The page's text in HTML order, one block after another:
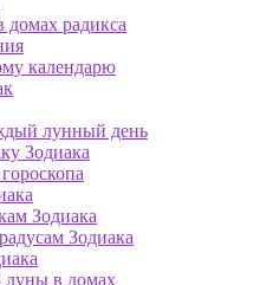
радикса
календарю
лунный день
Зодиака
Зодиака
Зодиака
в домах